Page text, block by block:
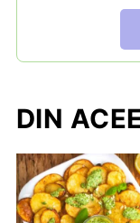
DIN